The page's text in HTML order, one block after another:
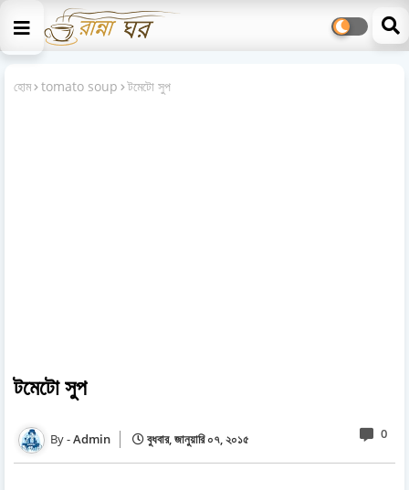
হোম tomato soup টমেটো সুপ
টমেটো সুপ
Admin বুধবার, জানুয়ারি ০৭, ২০১৫ 0